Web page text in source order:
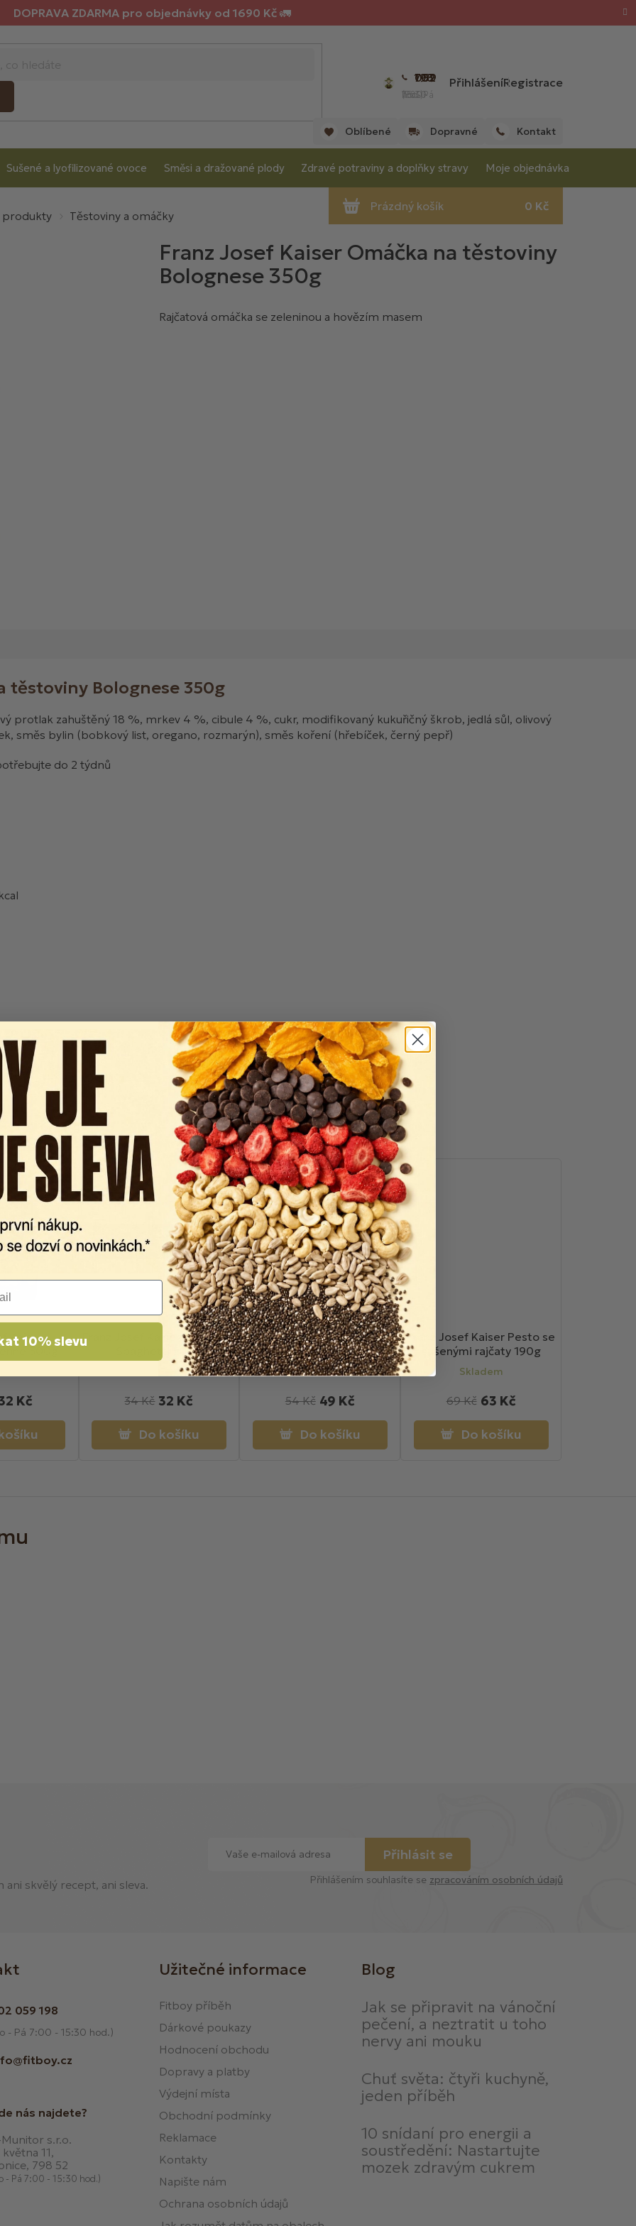
DOPRAVA ZDARMA pro objednávky od 1690 Kč 🚛
702 059 198
(Po - Pá 7:00 - 15:30 hod.)
PřihlášeníRegistrace
Oblíbené Dopravné Kontakt
Sušené a lyofilizované ovoce Směsi a dražované plody Zdravé potraviny a doplňky stravy Moje objednávka
produkty Těstoviny a omáčky
Franz Josef Kaiser Omáčka na těstoviny
Bolognese 350g
Rajčatová omáčka se zeleninou a hovězím masem
těstoviny Bolognese 350g
protlak zahuštěný 18 %, mrkev 4 %, cibule 4 %, cukr, modifikovaný kukuřičný škrob, jedlá sůl, olivový
směs bylin (bobkový list, oregano, rozmarýn), směs koření (hřebíček, černý pepř)
do 2 týdnů
Kaiser -
500g
Kč
Franz Josef Kaiser Těstoviny
Spaghetti 500g
Skladem
32 Kč
34 Kč
Do košíku
Franz Josef Kaiser Losos bez
kůže a bez kostí v hořčičné
omáčce 110g
Skladem
49 Kč
54 Kč
Do košíku
Franz Josef Kaiser Pesto se
sušenými rajčaty 190g
Skladem
63 Kč
69 Kč
Do košíku
ani skvělý recept, ani sleva.
Přihlásit se
Přihlášením souhlasíte se zpracováním osobních údajů
059 198
- Pá 7:00 - 15:30 hod.)
nás najdete?
Munitor s.r.o.
května 11,
798 52
- Pá 7:00 - 15:30 hod.)
Užitečné informace
Fitboy příběh
Dárkové poukazy
Hodnocení obchodu
Dopravy a platby
Výdejní místa
Obchodní podmínky
Reklamace
Kontakty
Napište nám
Ochrana osobních údajů
Blog
Jak se připravit na vánoční
pečení, a neztratit u toho
nervy ani mouku
Chuť světa: čtyři kuchyně,
jeden příběh
10 snídaní pro energii a
soustředění: Nastartujte
mozek zdravým cukrem
10% slevu